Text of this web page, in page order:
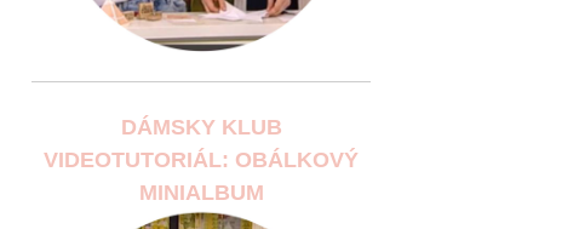
DÁMSKY KLUB
VIDEOTUTORIÁL: OBÁLKOVÝ
MINIALBUM